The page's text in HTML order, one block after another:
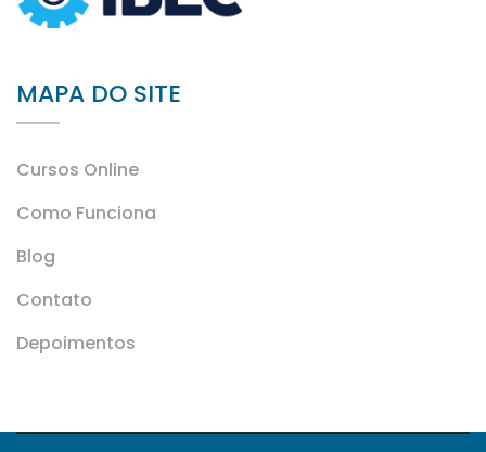
MAPA DO SITE
Cursos Online
Como Funciona
Blog
Contato
Depoimentos